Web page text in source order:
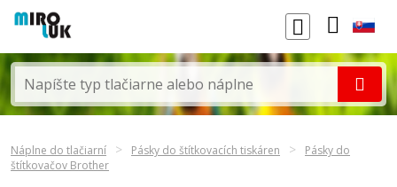
Náplne do tlačiarní Pásky do štítkovacích tiskáren
Pásky do
štítkovačov Brother